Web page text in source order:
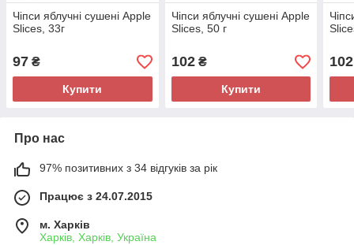
Чіпси яблучні сушені Apple
Slices, 33г
97 ₴
Купити
Чіпси яблучні сушені Apple
Slices, 50 г
102₴
Купити
102
Про нас
97% позитивних з 34 відгуків за рік
Працює з 24.07.2015
м. Харків
Харків, Харків, Україна